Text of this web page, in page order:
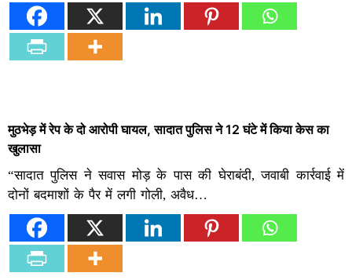
मुठभेड़ में रेप के दो आरोपी घायल, सादात पुलिस ने 12 घंटे में किया केस का
खुलासा
“सादात पुलिस ने सवास मोड़ के पास की घेराबंदी, जवाबी कार्रवाई में
दोनों बदमाशों के पैर में लगी गोली, अवैध…